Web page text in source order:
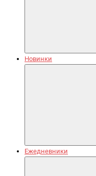
Новинки
Ежедневники